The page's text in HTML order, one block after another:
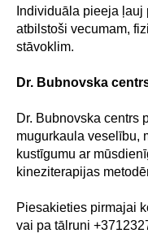
Individuāla pieeja
atbilstoši vecumam,
stāvoklim.
Dr. Bubnovska
Dr. Bubnovska centrs
mugurkaula veselību,
kustīgumu ar
kineziterapijas
Piesakieties pirmajai
vai pa tālruni
info@bubnovsky.lv
P–Pk : 8.00–22.00
SIA "KINEZIS", Reģ. numurs
40203177590
Pakalpojuma sniegšanas
Konfidencialitātes politika